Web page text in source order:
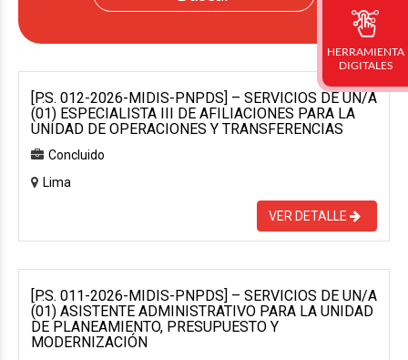
[P.S. 012-2026-MIDIS-PNPDS] – SERVICIOS DE UN/A
(01) ESPECIALISTA III DE AFILIACIONES PARA LA
UNIDAD DE OPERACIONES Y TRANSFERENCIAS
Concluido
Lima
VER DETALLE
[P.S. 011-2026-MIDIS-PNPDS] – SERVICIOS DE UN/A
(01) ASISTENTE ADMINISTRATIVO PARA LA UNIDAD
DE PLANEAMIENTO, PRESUPUESTO Y
MODERNIZACIÓN
HERRAMIENTA
DIGITALES